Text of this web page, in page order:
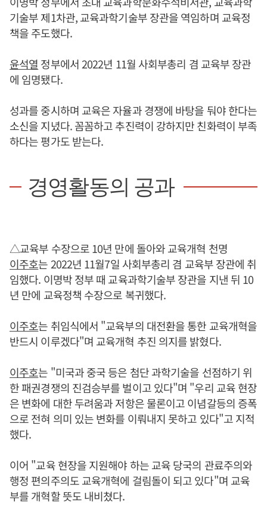
기술부 제1차관, 교육과학기술부 장관을 역임하며 교육정
책을 주도했다.
윤석열 정부에서 2022년 11월 사회부총리 겸 교육부 장관
에 임명됐다.
성과를 중시하며 교육은 자율과 경쟁에 바탕을 둬야 한다는
소신을 지녔다. 꼼꼼하고 추진력이 강하지만 친화력이 부족
하다는 평가도 받는다.
경영활동의 공과
△교육부 수장으로 10년 만에 돌아와 교육개혁 천명
이주호는 2022년 11월7일 사회부총리 겸 교육부 장관에 취
임했다. 이명박 정부 때 교육과학기술부 장관을 지낸 뒤 10
년 만에 교육정책 수장으로 복귀했다.
이주호는 취임식에서 "교육부의 대전환을 통한 교육개혁을
반드시 이루겠다"며 교육개혁 추진 의지를 밝혔다.
이주호는 "미국과 중국 등은 첨단 과학기술을 선점하기 위
한 패권경쟁의 진검승부를 벌이고 있다"며 "우리 교육 현장
은 변화에 대한 두려움과 저항은 물론이고 이념갈등의 증폭
으로 전혀 의미 있는 변화를 이뤄내지 못하고 있다"고 지적
했다.
이어 "교육 현장을 지원해야 하는 교육 당국의 관료주의와
행정 편의주의도 교육개혁에 걸림돌이 되고 있다"며 교육
부를 개혁할 뜻도 내비쳤다.